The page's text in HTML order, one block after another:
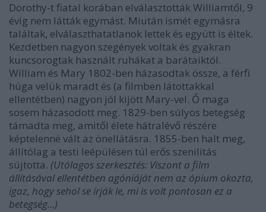
Dorothy-t fiatal korában elválasztották Williamtől, 9
évig nem látták egymást. Miután ismét egymásra
találtak, elválaszthatatlanok lettek és együtt is éltek.
Kezdetben nagyon szegények voltak és gyakran
kuncsorogtak használt ruhákat a barátaiktól.
William és Mary 1802-ben házasodtak össze, a férfi
húga velük maradt és (a filmben látottakkal
ellentétben) nagyon jól kijött Mary-vel. Ő maga
sosem házasodott meg. 1829-ben súlyos betegség
támadta meg, amitől élete hátralévő részére
képtelenné vált az önellátásra. 1855-ben halt meg,
állítólag a testi leépülésen túl erős szenilitás
sújtotta. (Utólagos szerkesztés: Viszont a film
állításával ellentétben agóniáját nem az ópium okozta,
igaz, hogy sehol se írják le, mi is volt pontosan ez a
betegség...)